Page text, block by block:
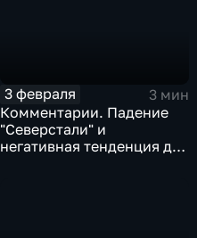
3 февраля
3 мин
Комментарии. Падение
"Северстали" и
негативная тенденция для